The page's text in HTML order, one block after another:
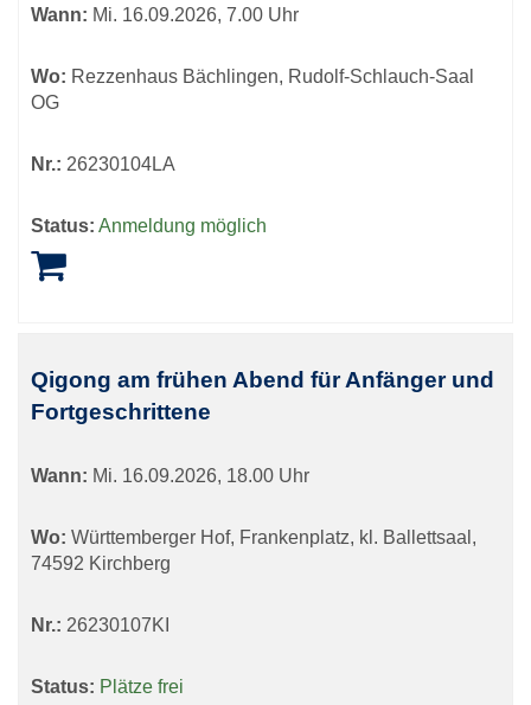
Wann: Mi. 16.09.2026, 7.00 Uhr
Wo: Rezzenhaus Bächlingen, Rudolf-Schlauch-Saal
OG
Nr.: 26230104LA
Status: Anmeldung möglich
Qigong am frühen Abend für Anfänger und
Fortgeschrittene
Wann: Mi. 16.09.2026, 18.00 Uhr
Wo: Württemberger Hof, Frankenplatz, kl. Ballettsaal,
74592 Kirchberg
Nr.: 26230107KI
Status: Plätze frei